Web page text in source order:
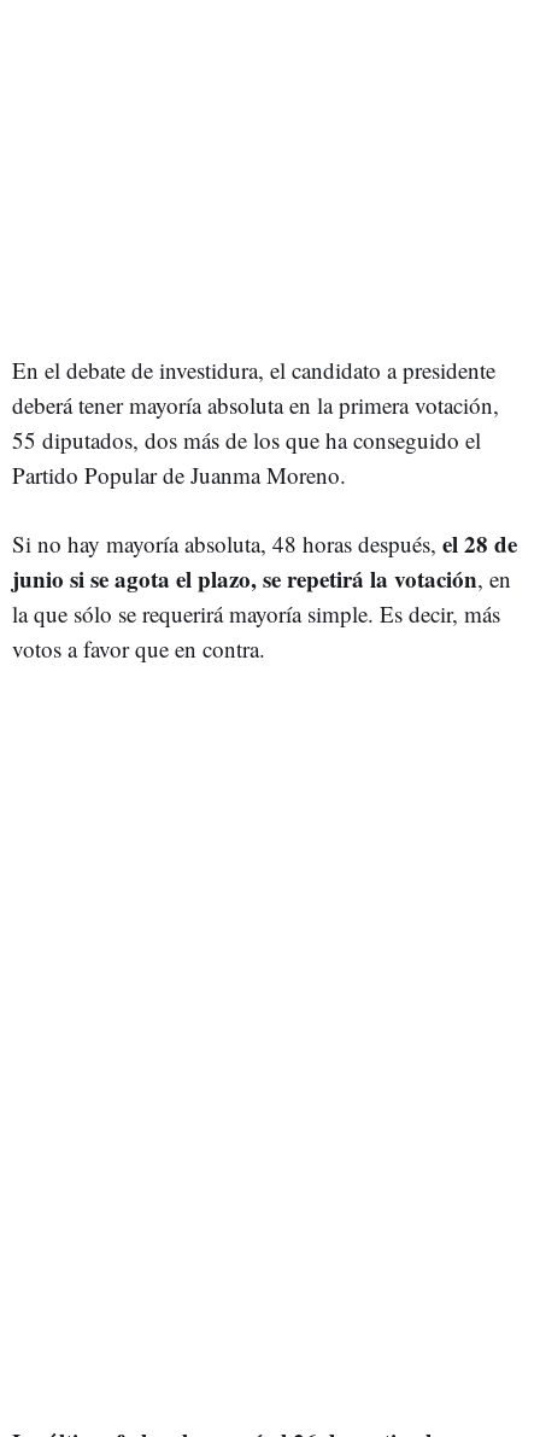
En el debate de investidura, el candidato a presidente
deberá tener mayoría absoluta en la primera votación,
55 diputados, dos más de los que ha conseguido el
Partido Popular de Juanma Moreno.
Si no hay mayoría absoluta, 48 horas después, el 28 de
junio si se agota el plazo, se repetirá la votación, en
la que sólo se requerirá mayoría simple. Es decir, más
votos a favor que en contra.